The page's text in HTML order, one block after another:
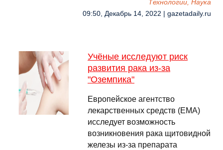
Технологии, Наука
09:50, Декабрь 14, 2022 | gazetadaily.ru
Учёные исследуют риск
развития рака из-за
"Оземпика"
Европейское агентство
лекарственных средств (EMA)
исследует возможность
возникновения рака щитовидной
железы из-за препарата